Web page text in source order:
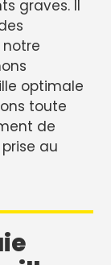
graves. Il
notre
optimale
toute
de
au